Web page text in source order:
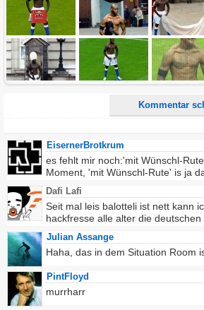
Kommentar
Alle HTML-Tags außer <br>, <strike> und <i> werden aus
URLs werden automatisch umgewandelt. Bitte verwende
Ich möchte eine E-Mail, wenn zu meinem
Ich möchte eine E-Mail, wenn auf dieser Seite
EisernerBrotkrum
es fehlt mir noch:'mit Wünschl-
Moment, 'mit Wünschl-Rute' is ja
Dafi Lafi
Seit mal leis balotteli ist nett kann
hackfresse alle alter die
Julian Assange
Haha, das in dem Situation Room
PintFloyd
murrharr